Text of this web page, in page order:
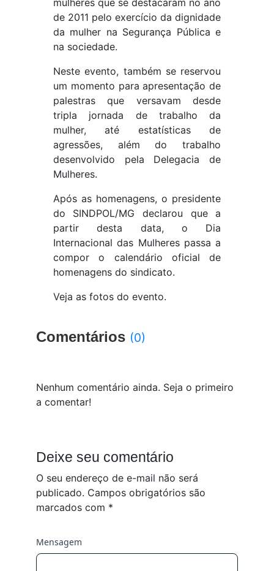
mulheres que se destacaram no ano
de 2011 pelo exercício da dignidade
da mulher na Segurança Pública e
na sociedade.
Neste evento, também se reservou
um momento para apresentação de
palestras que versavam desde
tripla jornada de trabalho da
mulher, até estatísticas de
agressões, além do trabalho
desenvolvido pela Delegacia de
Mulheres.
Após as homenagens, o presidente
do SINDPOL/MG declarou que a
partir desta data, o Dia
Internacional das Mulheres passa a
compor o calendário oficial de
homenagens do sindicato.
Veja as fotos do evento.
Comentários (0)
Nenhum comentário ainda. Seja o primeiro
a comentar!
Deixe seu comentário
O seu endereço de e-mail não será
publicado. Campos obrigatórios são
marcados com *
Mensagem